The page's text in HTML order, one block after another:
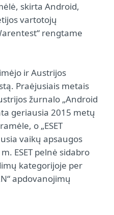
skirta Android,
vartotojų
rengtame
ir Austrijos
Praėjusiais metais
žurnalo „Android
geriausia 2015 metų
o „ESET
vaikų apsaugos
ESET pelnė sidabro
kategorijoje per
apdovanojimų